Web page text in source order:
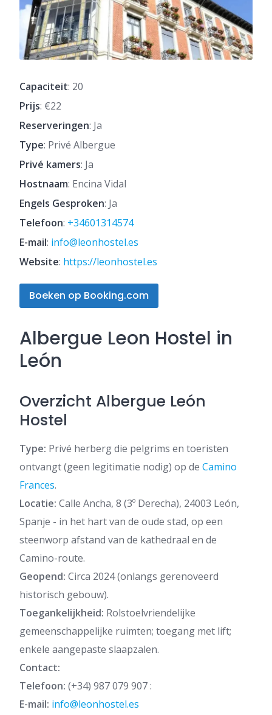
Capaciteit: 20
Prijs: €22
Reserveringen: Ja
Type: Privé Albergue
Privé kamers: Ja
Hostnaam: Encina Vidal
Engels Gesproken: Ja
Telefoon: +34601314574
E-mail: info@leonhostel.es
Website: https://leonhostel.es
Boeken op Booking.com
Albergue Leon Hostel in
León
Overzicht Albergue León
Hostel
Type: Privé herberg die pelgrims en toeristen
ontvangt (geen legitimatie nodig) op de Camino
Frances.
Locatie: Calle Ancha, 8 (3º Derecha), 24003 León,
Spanje - in het hart van de oude stad, op een
steenworp afstand van de kathedraal en de
Camino-route.
Geopend: Circa 2024 (onlangs gerenoveerd
historisch gebouw).
Toegankelijkheid: Rolstoelvriendelijke
gemeenschappelijke ruimten; toegang met lift;
enkele aangepaste slaapzalen.
Contact:
Telefoon: (+34) 987 079 907 :
E-mail: info@leonhostel.es